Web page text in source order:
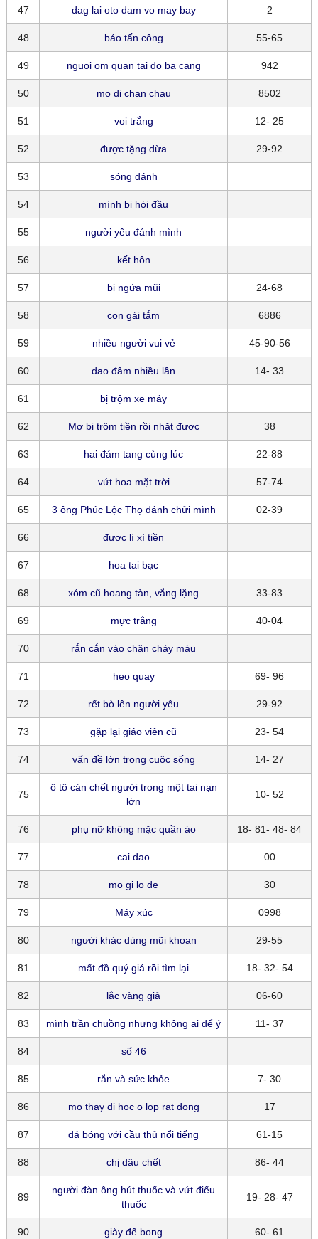
47 dag lai oto dam vo may bay 2
48 báo tấn công 55-65
49 nguoi om quan tai do ba cang 942
50 mo di chan chau 8502
51 voi trắng 12- 25
52 được tặng dừa 29-92
53 sóng đánh
54 mình bị hói đầu
55 người yêu đánh mình
56 kết hôn
57 bị ngứa mũi 24-68
58 con gái tắm 6886
59 nhiều người vui vẻ 45-90-56
60 dao đâm nhiều lần 14- 33
61 bị trộm xe máy
62 Mơ bị trộm tiền rồi nhặt được 38
63 hai đám tang cùng lúc 22-88
64 vứt hoa mặt trời 57-74
65 3 ông Phúc Lộc Thọ đánh chửi mình 02-39
66 được lì xì tiền
67 hoa tai bạc
68 xóm cũ hoang tàn, vắng lặng 33-83
69 mực trắng 40-04
70 rắn cắn vào chân chảy máu
71 heo quay 69- 96
72 rết bò lên người yêu 29-92
73 gặp lại giáo viên cũ 23- 54
74 vấn đề lớn trong cuộc sống 14- 27
75
ô tô cán chết người trong một tai nạn
lớn
10- 52
76 phụ nữ không mặc quần áo 18- 81- 48- 84
77 cai dao 00
78 mo gi lo de 30
79 Máy xúc 0998
80 người khác dùng mũi khoan 29-55
81 mất đồ quý giá rồi tìm lại 18- 32- 54
82 lắc vàng giả 06-60
83 mình trần chuồng nhưng không ai để ý 11- 37
84 số 46
85 rắn và sức khỏe 7- 30
86 mo thay di hoc o lop rat dong 17
87 đá bóng với cầu thủ nổi tiếng 61-15
88 chị dâu chết 86- 44
89
người đàn ông hút thuốc và vứt điếu
thuốc
19- 28- 47
90 giày đế bong 60- 61